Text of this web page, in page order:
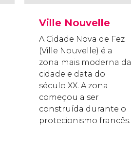
Ville Nouvelle
A Cidade Nova de Fez
(Ville Nouvelle) é a
zona mais moderna da
cidade e data do
século XX. A zona
começou a ser
construída durante o
protecionismo francês.